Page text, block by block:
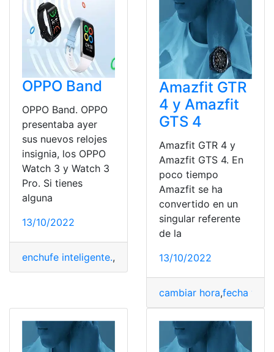
OPPO Band
OPPO Band. OPPO
presentaba ayer
sus nuevos relojes
insignia, los OPPO
Watch 3 y Watch 3
Pro. Si tienes
alguna
13/10/2022
enchufe inteligente., inteligente,reloj,reloj inteligente
Amazfit GTR
4 y Amazfit
GTS 4
Amazfit GTR 4 y
Amazfit GTS 4. En
poco tiempo
Amazfit se ha
convertido en un
singular referente
de la
13/10/2022
cambiar hora,fecha y